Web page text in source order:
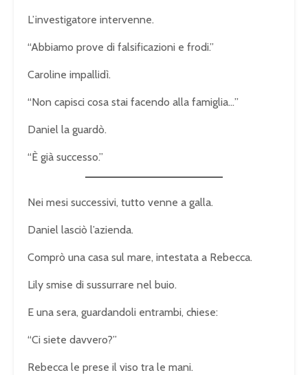
L’investigatore intervenne.
“Abbiamo prove di falsificazioni e frodi.”
Caroline impallidì.
“Non capisci cosa stai facendo alla famiglia…”
Daniel la guardò.
“È già successo.”
Nei mesi successivi, tutto venne a galla.
Daniel lasciò l’azienda.
Comprò una casa sul mare, intestata a Rebecca.
Lily smise di sussurrare nel buio.
E una sera, guardandoli entrambi, chiese:
“Ci siete davvero?”
Rebecca le prese il viso tra le mani.